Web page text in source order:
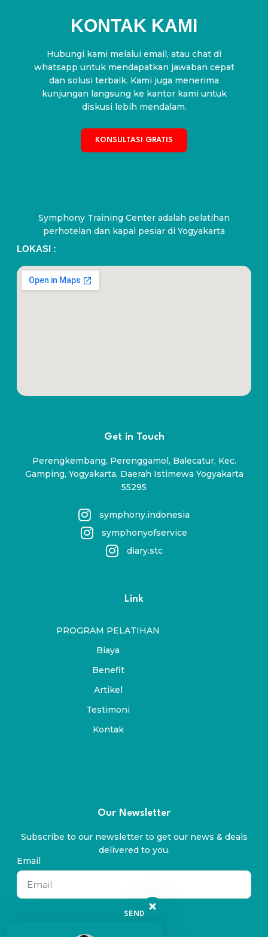
KONTAK KAMI
Hubungi kami melalui email, atau chat di
whatsapp untuk mendapatkan jawaban cepat
dan solusi terbaik. Kami juga menerima
kunjungan langsung ke kantor kami untuk
diskusi lebih mendalam.
KONSULTASI GRATIS
Symphony Training Center adalah pelatihan
perhotelan dan kapal pesiar di Yogyakarta
LOKASI :
Get in Touch
Perengkembang, Perenggamol, Balecatur, Kec.
Gamping, Yogyakarta, Daerah Istimewa Yogyakarta
55295
symphony.indonesia
symphonyofservice
diary.stc
Link
PROGRAM PELATIHAN
Biaya
Benefit
Artikel
Testimoni
Kontak
Our Newsletter
Subscribe to our newsletter to get our news & deals
delivered to you.
Email
SEND